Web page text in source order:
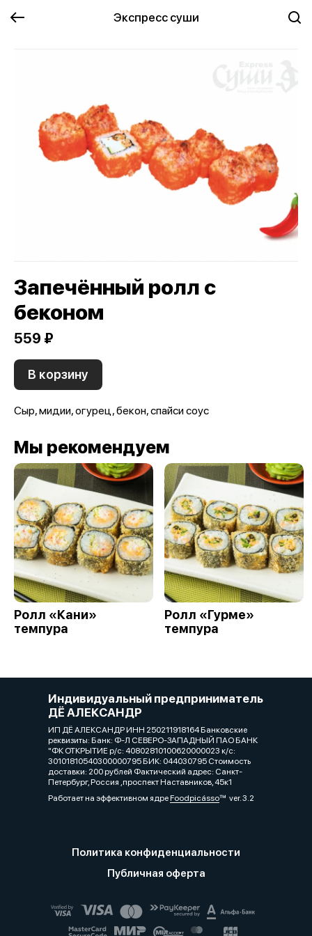
Экспресс суши
Запечённый ролл с
беконом
559 ₽
В корзину
Сыр, мидии, огурец, бекон, спайси соус
Мы рекомендуем
Ролл «Кани»
темпура
Ролл «Гурме»
темпура
Индивидуальный предприниматель
ДЁ АЛЕКСАНДР
ИП ДЁ АЛЕКСАНДР ИНН 250211918164 Банковские
реквизиты: Банк: Ф-Л СЕВЕРО-ЗАПАДНЫЙ ПАО БАНК
"ФК ОТКРЫТИЕ р/с: 40802810100620000023 к/с:
30101810540300000795 БИК: 044030795 Стоимость
доставки: 200 рублей Фактический адрес: Санкт-
Петербург, Россия ,проспект Наставников, 45к1
Работает на эффективном ядреFoodpicássover. 3.2
Политика конфиденциальности
Публичная оферта